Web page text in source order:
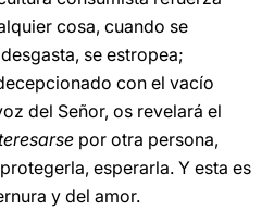
cosa, cuando se
se estropea;
con el vacío
del Señor, os revelará el
por otra persona,
esperarla. Y esta es
y del amor.